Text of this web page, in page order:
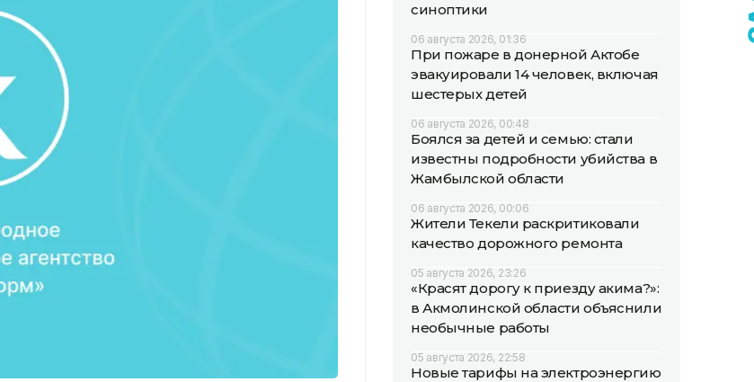
синоптики
06 августа 2026, 01:36
При пожаре в донерной Актобе
эвакуировали 14 человек, включая
шестерых детей
06 августа 2026, 00:48
Боялся за детей и семью: стали
известны подробности убийства в
Жамбылской области
06 августа 2026, 00:06
Жители Текели раскритиковали
качество дорожного ремонта
05 августа 2026, 23:26
«Красят дорогу к приезду акима?»:
в Акмолинской области объяснили
необычные работы
05 августа 2026, 22:58
Новые тарифы на электроэнергию